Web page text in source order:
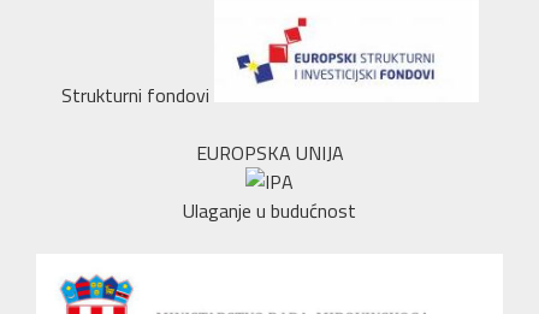
Strukturni fondovi
EUROPSKA UNIJA
Ulaganje u budućnost